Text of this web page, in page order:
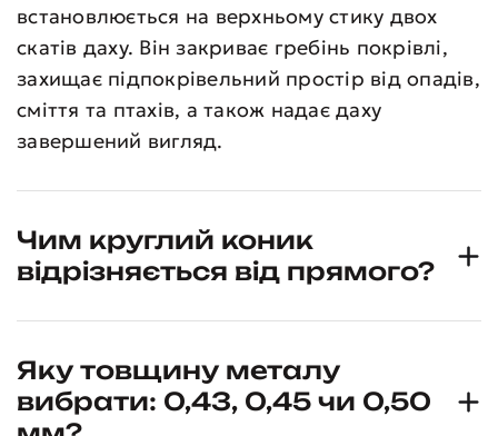
встановлюється на верхньому стику двох
скатів даху. Він закриває гребінь покрівлі,
захищає підпокрівельний простір від опадів,
сміття та птахів, а також надає даху
завершений вигляд.
Чим круглий коник
відрізняється від прямого?
Яку товщину металу
вибрати: 0,43, 0,45 чи 0,50